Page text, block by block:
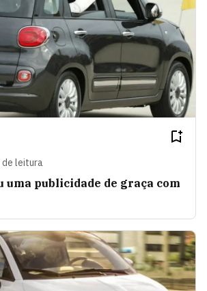
de leitura
uma publicidade de graça com